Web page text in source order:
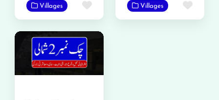
Villages Favorite Villages